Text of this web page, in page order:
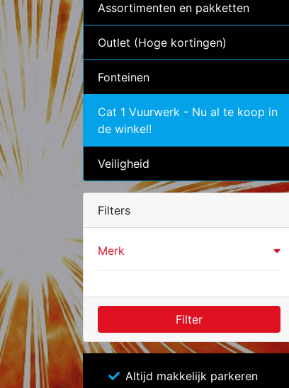
Assortimenten en pakketten
Outlet (Hoge kortingen)
Fonteinen
Cat 1 Vuurwerk - Nu al te koop in
de winkel!
Veiligheid
Filters
Merk
Filter
Altijd makkelijk parkeren